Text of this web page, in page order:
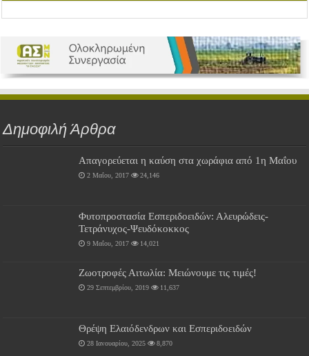
Δημοφιλή Άρθρα
Απαγορεύεται η καύση στα χωράφια από 1η Μαΐου
2 Μαΐου, 2017 24,146
Φυτοπροστασία Εσπεριδοειδών: Αλευρώδεις-
Τετράνυχος-Ψευδόκοκκος
9 Μαΐου, 2017 14,021
Ζωοτροφές Αιτωλία: Μειώνουμε τις τιμές!
29 Σεπτεμβρίου, 2019 11,637
Θρέψη Ελαιόδενδρων και Εσπεριδοειδών
28 Ιανουαρίου, 2025 8,870